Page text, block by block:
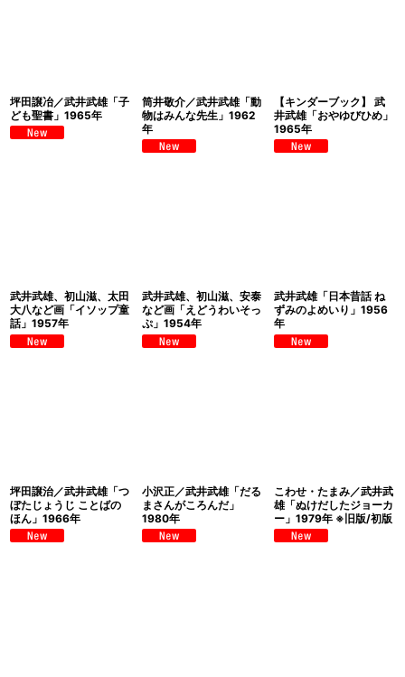
坪田譲冶／武井武雄「子
ども聖書」1965年
筒井敬介／武井武雄「動
物はみんな先生」1962
年
【キンダーブック】 武
井武雄「おやゆびひめ」
1965年
武井武雄、初山滋、太田
大八など画「イソップ童
話」1957年
武井武雄、初山滋、安泰
など画「えどうわいそっ
ぷ」1954年
武井武雄「日本昔話 ね
ずみのよめいり」1956
年
坪田譲治／武井武雄「つ
ぼたじょうじ ことばの
ほん」1966年
小沢正／武井武雄「だる
まさんがころんだ」
1980年
こわせ・たまみ／武井武
雄「ぬけだしたジョーカ
ー」1979年 ※旧版/初版